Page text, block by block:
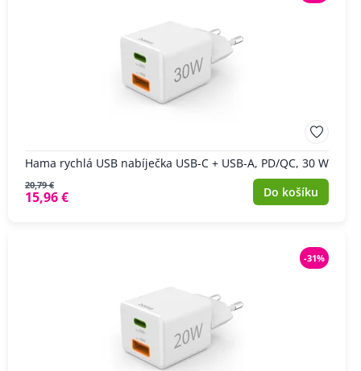
Hama rychlá USB nabíječka USB-C + USB-A, PD/QC, 30 W
20,79 €
15,96 € Do košíku
-31%